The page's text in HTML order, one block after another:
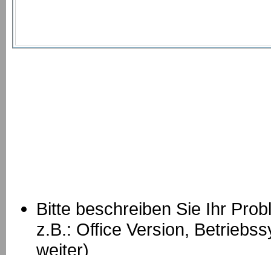
Bitte beschreiben Sie Ihr
z.B.: Office Version,
weiter)